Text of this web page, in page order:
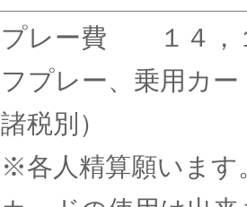
プレー費 １４，
フプレー、乗用カ
諸税別）
※各人精算願います